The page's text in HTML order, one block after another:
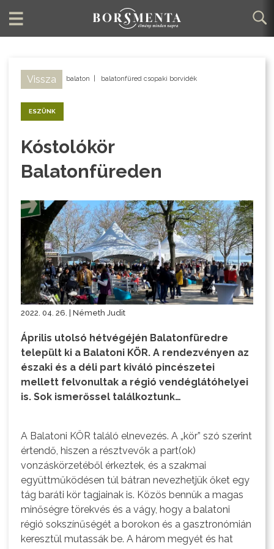
Vissza balaton balatonfüred csopaki borvidék
ESZÜNK
Kóstolókör
Balatonfüreden
2022. 04. 26. | Németh Judit
Április utolsó hétvégéjén Balatonfüredre
települt ki a Balatoni KÖR. A rendezvényen az
északi és a déli part kiváló pincészetei
mellett felvonultak a régió vendéglátóhelyei
is. Sok ismerőssel találkoztunk…
A Balatoni KÖR találó elnevezés. A „kör” szó szerint
értendő, hiszen a résztvevők a part(ok)
vonzáskörzetéből érkeztek, és a szakmai
együttműködésen túl bátran nevezhetjük őket egy
tág baráti kör tagjainak is. Közös bennük a magas
minőségre törekvés és a vágy, hogy a balatoni
régió sokszínűségét a borokon és a gasztronómián
keresztül mutassák be. A három megyét és hat